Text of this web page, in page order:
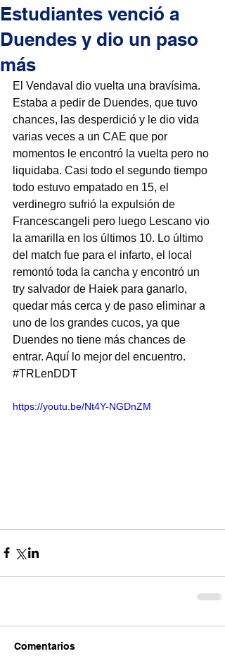
Estudiantes venció a
Duendes y dio un paso
más
El Vendaval dio vuelta una bravísima.
Estaba a pedir de Duendes, que tuvo
chances, las desperdició y le dio vida
varias veces a un CAE que por
momentos le encontró la vuelta pero no
liquidaba. Casi todo el segundo tiempo
todo estuvo empatado en 15, el
verdinegro sufrió la expulsión de
Francescangeli pero luego Lescano vio
la amarilla en los últimos 10. Lo último
del match fue para el infarto, el local
remontó toda la cancha y encontró un
try salvador de Haiek para ganarlo,
quedar más cerca y de paso eliminar a
uno de los grandes cucos, ya que
Duendes no tiene más chances de
entrar. Aquí lo mejor del encuentro.
#TRLenDDT
https://youtu.be/Nt4Y-NGDnZM
Comentarios